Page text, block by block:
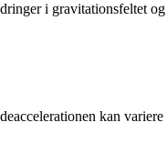
i gravitationsfeltet
kan